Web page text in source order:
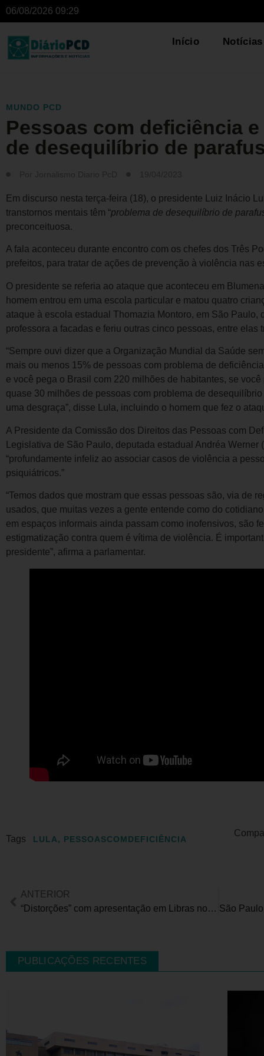
06/08/2026 09:29
Início Notícias
MUNDO PCD
Pessoas com deficiência
de desequilíbrio de
Em discurso nesta terça-feira (18), o presidente Luiz Inácio
transtornos mentais têm “problema de desequilíbrio de
preconceituosa.
A fala aconteceu durante encontro com os chefes dos Três
prefeitos, para tratar de ações de prevenção à violência nas
O presidente se referia ao ataque que aconteceu em
homem entrou em uma escola particular e matou quatro
ataque à escola estadual Thomazia Montoro, em São Paulo,
professora a facadas e feriu outras cinco pessoas, entre elas
“Sempre ouvi dizer que a Organização Mundial da Saúde
mais ou menos 15% de pessoas com problema de
e você pega o Brasil com 220 milhões de habitantes, se
quase 30 milhões de pessoas com problema de
uma desgraça”, disse Lula, incluindo o homem que fez o
A Presidente da Comissão dos Direitos das Pessoas com
Legislativa de São Paulo, deputada estadual Andréa
“profundamente infeliz ao associar casos de violência a
psiquiátricos.”
“Temos dados que mostram que essas pessoas são, via de
usados, que muitas vezes a gente entende como do
em espaços informais ainda passam como inofensivos, são
estigmatização contra quem é vítima de violência. É
presidente”, afirma a parlamentar.
Tags LULA, PESSOASCOMDEFICIÊNCIA
ANTERIOR
“Distorções” com apresentação em Libras no Teatro Glauce Rocha, no Rio de Janeiro
PUBLICAÇÕES RECENTES